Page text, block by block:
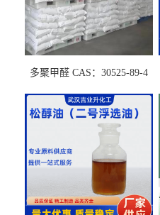
多聚甲醛 CAS：30525-89-4